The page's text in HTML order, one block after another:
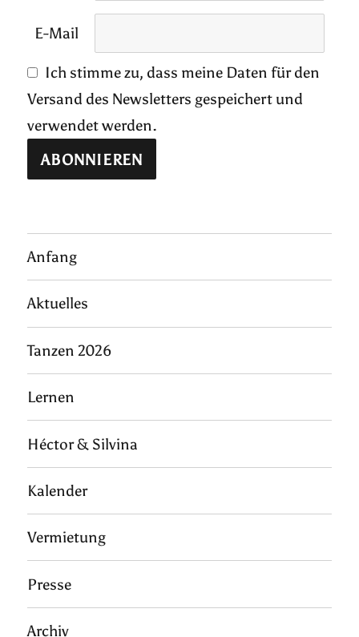
E-Mail
Ich stimme zu, dass meine Daten für den
Versand des Newsletters gespeichert und
verwendet werden.
Anfang
Aktuelles
Tanzen 2026
Lernen
Héctor & Silvina
Kalender
Vermietung
Presse
Archiv